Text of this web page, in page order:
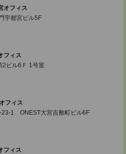
オフィス
宇都宮ビル5F
フィス
ビル6Ｆ 1号室
フィス
23-1 ONEST大宮吉敷町ビル6F
フィス